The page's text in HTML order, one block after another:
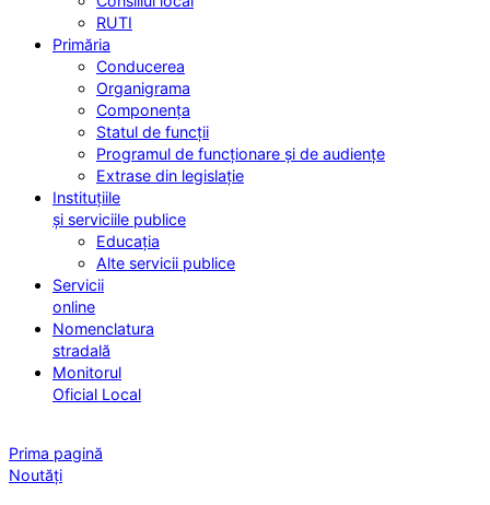
RUTI
Primăria
Conducerea
Organigrama
Componența
Statul de funcții
Programul de funcționare și de audiențe
Extrase din legislație
Instituțiile
și serviciile publice
Educația
Alte servicii publice
Servicii
online
Nomenclatura
stradală
Monitorul
Oficial Local
Prima pagină
Noutăți